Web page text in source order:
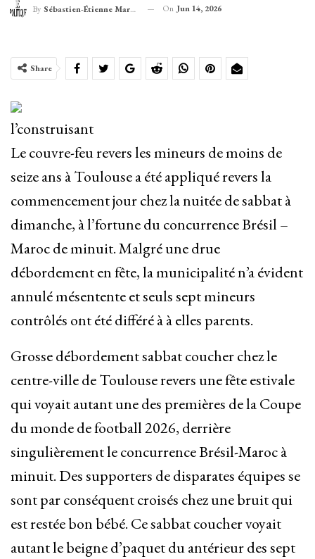
By Sébastien-Étienne Marechal On Jun 14, 2026
Share
l’construisant
Le couvre-feu revers les mineurs de moins de
seize ans à Toulouse a été appliqué revers la
commencement jour chez la nuitée de sabbat à
dimanche, à l’fortune du concurrence Brésil –
Maroc de minuit. Malgré une drue
débordement en fête, la municipalité n’a évident
annulé mésentente et seuls sept mineurs
contrôlés ont été différé à à elles parents.
Grosse débordement sabbat coucher chez le
centre-ville de Toulouse revers une fête estivale
qui voyait autant une des premières de la Coupe
du monde de football 2026, derrière
singulièrement le concurrence Brésil-Maroc à
minuit. Des supporters de disparates équipes se
sont par conséquent croisés chez une bruit qui
est restée bon bébé. Ce sabbat coucher voyait
autant le beigne d’paquet du antérieur des sept